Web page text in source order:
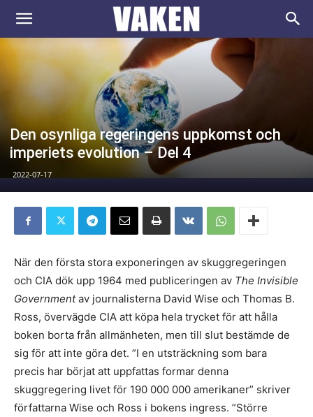
VAKEN.se
Den osynliga regeringens uppkomst och
imperiets evolution – Del 4
2022-07-17
När den första stora exponeringen av skuggregeringen
och CIA dök upp 1964 med publiceringen av The Invisible
Governmentav journalisterna David Wise och Thomas B.
Ross, övervägde CIA att köpa hela trycket för att hålla
boken borta från allmänheten, men till slut bestämde de
sig för att inte göra det. ”I en utsträckning som bara
precis har börjat att uppfattas formar denna
skuggregering livet för 190 000 000 amerikaner” skriver
författarna Wise och Ross i bokens ingress. ”Större